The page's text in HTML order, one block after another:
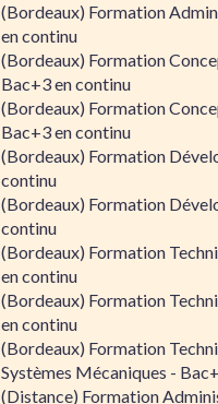
(Bordeaux) Formation
en continu
(Bordeaux) Formation
Bac+3 en continu
(Bordeaux) Formation
Bac+3 en continu
(Bordeaux) Formation
continu
(Bordeaux) Formation
continu
(Bordeaux) Formation
en continu
(Bordeaux) Formation
en continu
(Bordeaux) Formation
Systèmes Mécaniques -
(Distance) Formation